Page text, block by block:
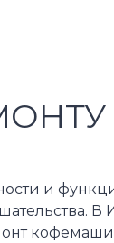
и
В